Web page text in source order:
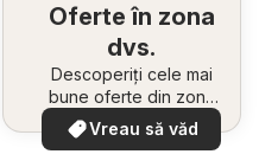
Oferte în zona
dvs.
Descoperiți cele mai
bune oferte din zona
dumneavoastră
Vreau să văd